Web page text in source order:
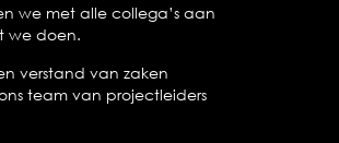
we met alle collega’s aan
we doen.
verstand van zaken
team van projectleiders